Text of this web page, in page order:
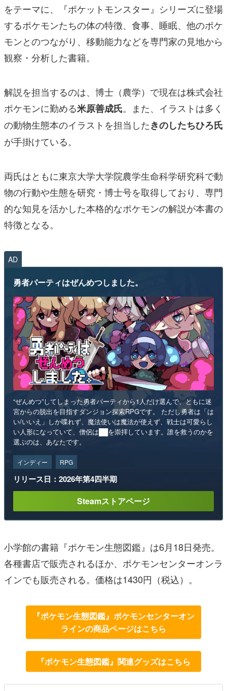
をテーマに、『ポケットモンスター』シリーズに登場
するポケモンたちの体の特徴、食事、睡眠、他のポケ
モンとのつながり、移動能力などを専門家の見地から
観察・分析した書籍。
解説を担当するのは、博士（農学）で現在は株式会社
ポケモンに勤める米原善成氏。また、イラストは多く
の動物生態本のイラストを担当したきのしたちひろ氏
が手掛けている。
両氏はともに東京大学大学院農学生命科学研究科で動
物の行動や生態を研究・博士号を取得しており、専門
的な知見を活かした本格的なポケモンの解説が本書の
特徴となる。
AD
勇者パーティはぜんめつしました。
“ぜんめつ”してしまった勇者パーティから1人だけ選んで、ともに迷
宮からの脱出を目指すダンジョン探索RPGです。 ただし勇者は「は
い/いいえ」しか喋れず、魔法使いは魔法が使えず、戦士は可愛らし
い人形になっていて、僧侶は██を崇拝しています。誰を救うのかを
選ぶのは、あなたです。
インディー RPG
リリース日：2026年第4四半期
Steamストアページ
小学館の書籍『ポケモン生態図鑑』は6月18日発売。
各種書店で販売されるほか、ポケモンセンターオンラ
インでも販売される。価格は1430円（税込）。
『ポケモン生態図鑑』ポケモンセンターオン
ラインの商品ページはこちら
『ポケモン生態図鑑』関連グッズはこちら